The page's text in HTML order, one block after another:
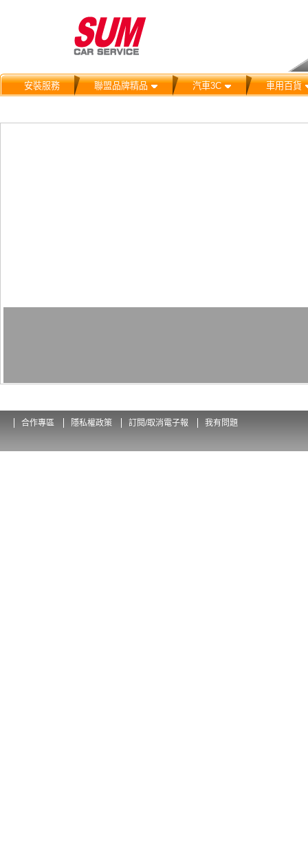
安裝服務 聯盟品牌精品 汽車3C 車用百貨
合作專區 隱私權政策 訂閱/取消電子報 我有問題